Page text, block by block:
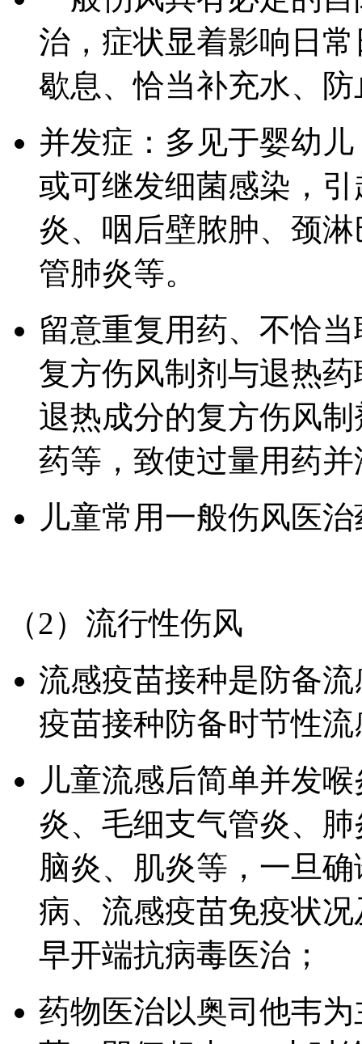
治，症状显着影响日
歇息、恰当补充水、
并发症：多见于婴幼
或可继发细菌感染，
炎、咽后壁脓肿、颈
管肺炎等。
留意重复用药、不恰
复方伤风制剂与退热
退热成分的复方伤风
药等，致使过量用药
儿童常用一般伤风医
（2）流行性伤风
流感疫苗接种是防备
疫苗接种防备时节性流
儿童流感后简单并发
炎、毛细支气管炎、
脑炎、肌炎等，一旦
病、流感疫苗免疫状
早开端抗病毒医治；
药物医治以奥司他韦